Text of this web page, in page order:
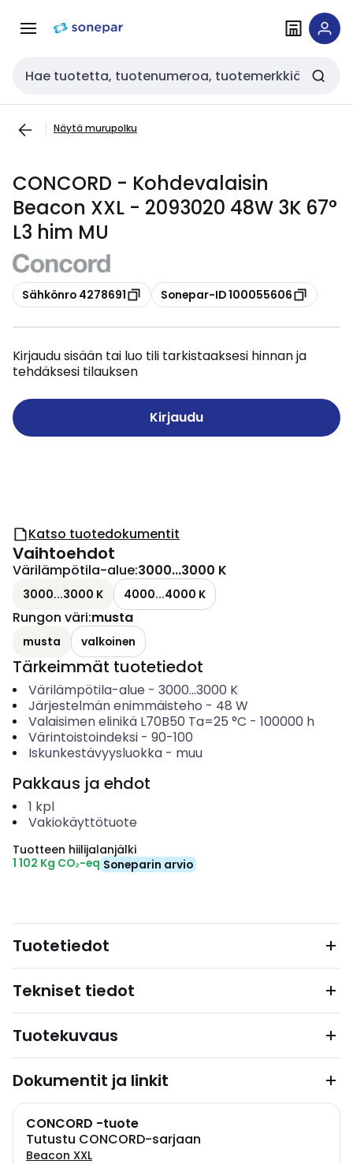
navigointiinsisältöön
Haku
Näytä murupolku
CONCORD - Kohdevalaisin
Beacon XXL - 2093020 48W 3K 67°
L3 him MU
Kopioi
Sähkönro 4278691 Kopioi
Sonepar-ID 100055606
Kirjaudu sisään tai luo tili tarkistaaksesi hinnan ja
tehdäksesi tilauksen
Kirjaudu
Katso tuotedokumentit
Vaihtoehdot
Värilämpötila-alue:3000...3000 K
3000...3000 K 4000...4000 K
Rungon väri:musta
musta valkoinen
Tärkeimmät tuotetiedot
Värilämpötila-alue - 3000...3000 K
Järjestelmän enimmäisteho - 48 W
Valaisimen elinikä L70B50 Ta=25 °C - 100000 h
Värintoistoindeksi- 90-100
Iskunkestävyysluokka- muu
Pakkaus ja ehdot
1 kpl
Vakiokäyttötuote
Tuotteen hiilijalanjälki
1 102 Kg CO₂-eq Soneparin arvio
Tuotetiedot
Tekniset tiedot
Tuotekuvaus
Dokumentit ja linkit
CONCORD -tuote
Tutustu CONCORD-sarjaan
Beacon XXL